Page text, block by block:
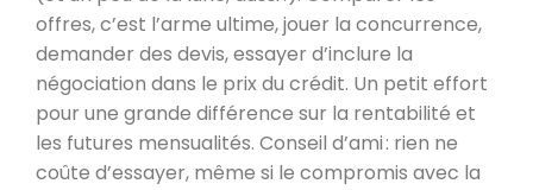
offres, c’est l’arme ultime, jouer la concurrence,
demander des devis, essayer d’inclure la
négociation dans le prix du crédit. Un petit effort
pour une grande différence sur la rentabilité et
les futures mensualités. Conseil d’ami : rien ne
coûte d’essayer, même si le compromis avec la